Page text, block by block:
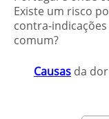
Existe um risco
contra-
comum?
Causas da